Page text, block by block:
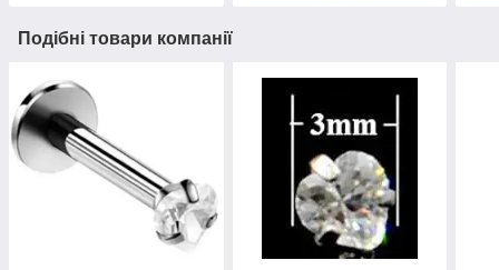
Подібні товари компанії